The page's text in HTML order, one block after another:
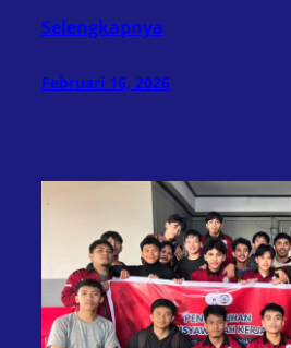
Selengkapnya
Februari 16, 2026